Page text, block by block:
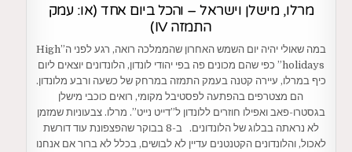
מרלו, מישלן וישראל – והכל ביום אחד (או: עמק
התמזה IV)
במה שאולי יהיה יום השמש האחרון שהממלכה רואה, רגע לפני ה”High
holidays” כפי שהם מכונים פה בפי יהודי לונדון, הלונדונים יוצאים ליום
כיף במרלו, עיירה קטנה בעמק התמזה במרחק של כשעה ורבע מלונדון.
הם מצטרפים בהפתעה לפסטיבל מקומי, רואים כוכבי מישלן
בגסטרו-פאב ואפילו חוזרים ללונדון ל”דייט נייט”. מרלו. צבעוניות שמזמן
לא נראתה בבלוג של הלונדונים. ב-8 בבוקר שהפצפונת עוד דורשת
לאכול, והלונדונים הקטנטנים עדיין לא לבושים, בכלל לא ברור אם אנחנו